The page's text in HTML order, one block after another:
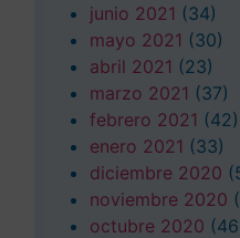
junio 2021 (34)
mayo 2021 (30)
abril 2021 (23)
marzo 2021 (37)
febrero 2021 (42)
enero 2021 (33)
diciembre 2020
noviembre 2020
octubre 2020